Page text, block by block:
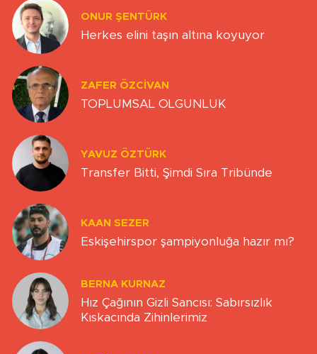
ONUR ŞENTÜRK
Herkes elini taşın altına koyuyor
ZAFER ÖZCIVAN
TOPLUMSAL OLGUNLUK
YAVUZ ÖZTÜRK
Transfer Bitti, Şimdi Sıra Tribünde
KAAN SEZER
Eskişehirspor şampiyonluğa hazır mı?
BERNA KURNAZ
Hız Çağının Gizli Sancısı: Sabırsızlık
Kıskacında Zihinlerimiz